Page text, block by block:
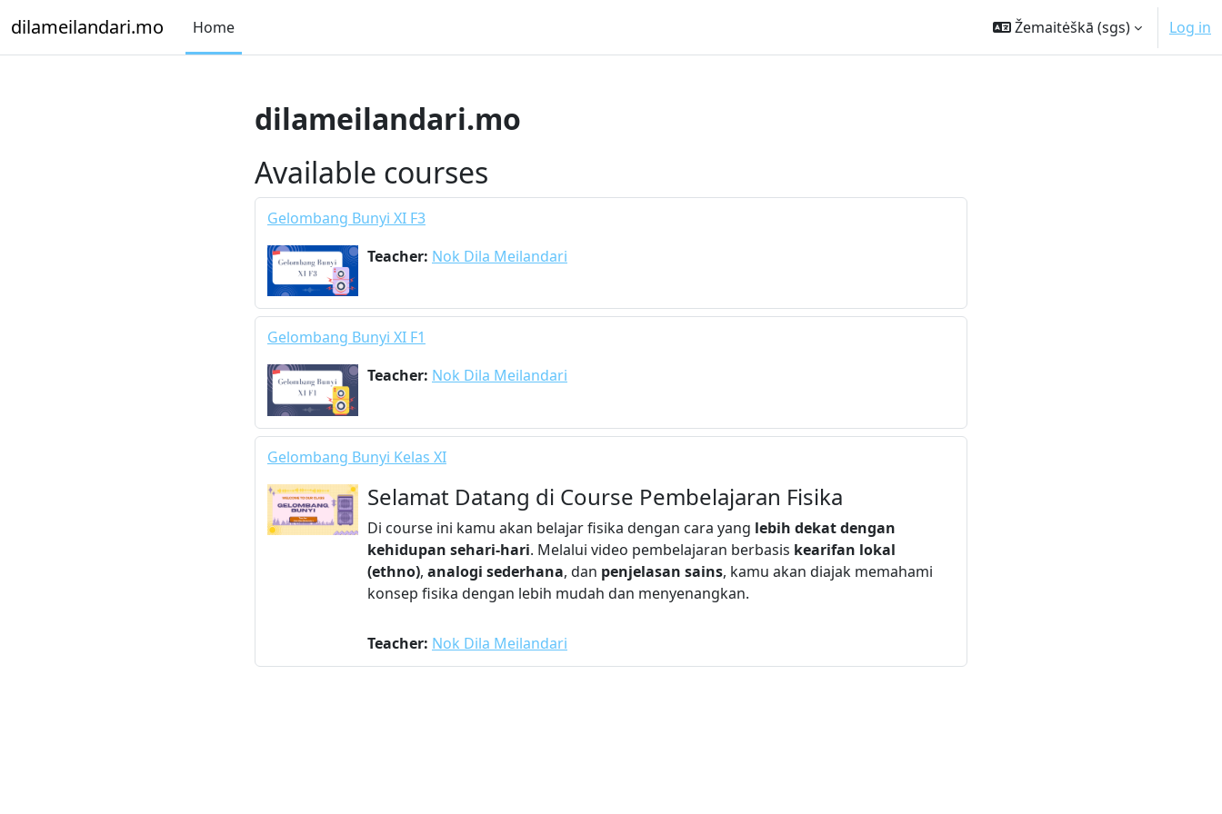
dilameilandari.mo Home Žemaitėškā ‎(sgs)‎ Log in
dilameilandari.mo
Available courses
Gelombang Bunyi XI F3
Teacher: Nok Dila Meilandari
Gelombang Bunyi XI F1
Teacher: Nok Dila Meilandari
Gelombang Bunyi Kelas XI
Selamat Datang di Course Pembelajaran Fisika
Di course ini kamu akan belajar fisika dengan cara yang lebih dekat dengan
kehidupan sehari-hari. Melalui video pembelajaran berbasis kearifan lokal
(ethno), analogi sederhana, dan penjelasan sains, kamu akan diajak memahami
konsep fisika dengan lebih mudah dan menyenangkan.
Teacher: Nok Dila Meilandari